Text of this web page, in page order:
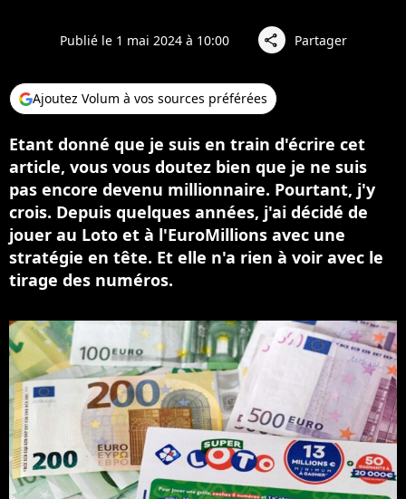
Publié le 1 mai 2024 à 10:00 share Partager
Ajoutez Volum à vos sources préférées
Etant donné que je suis en train d'écrire cet
article, vous vous doutez bien que je ne suis
pas encore devenu millionnaire. Pourtant, j'y
crois. Depuis quelques années, j'ai décidé de
jouer au Loto et à l'EuroMillions avec une
stratégie en tête. Et elle n'a rien à voir avec le
tirage des numéros.